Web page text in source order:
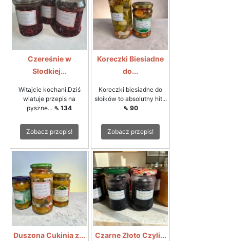
Czereśnie w
Słodkiej...
Witajcie kochani.Dziś
wlatuje przepis na
pyszne... ⇖ 134
Zobacz przepis!
Koreczki Biesiadne
do...
Koreczki biesiadne do
słoików to absolutny hit...
⇖ 90
Zobacz przepis!
Duszona Cukinia z... Czarne Złoto Czyli...